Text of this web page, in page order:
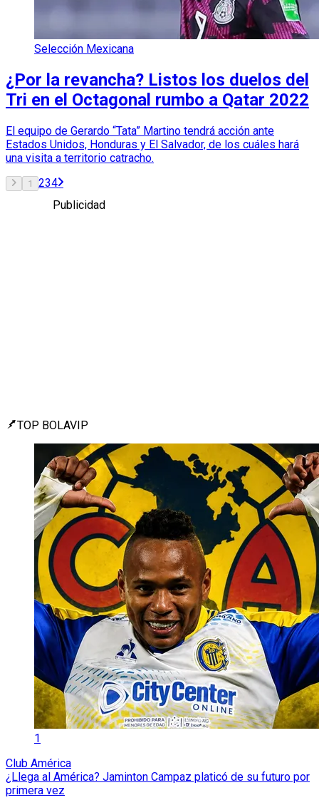
Selección Mexicana
¿Por la revancha? Listos los duelos del
Tri en el Octagonal rumbo a Qatar 2022
El equipo de Gerardo “Tata” Martino tendrá acción ante
Estados Unidos, Honduras y El Salvador, de los cuáles hará
una visita a territorio catracho.
1 234
Publicidad
TOP BOLAVIP
1
Club América
¿Llega al América? Jaminton Campaz platicó de su futuro por
primera vez